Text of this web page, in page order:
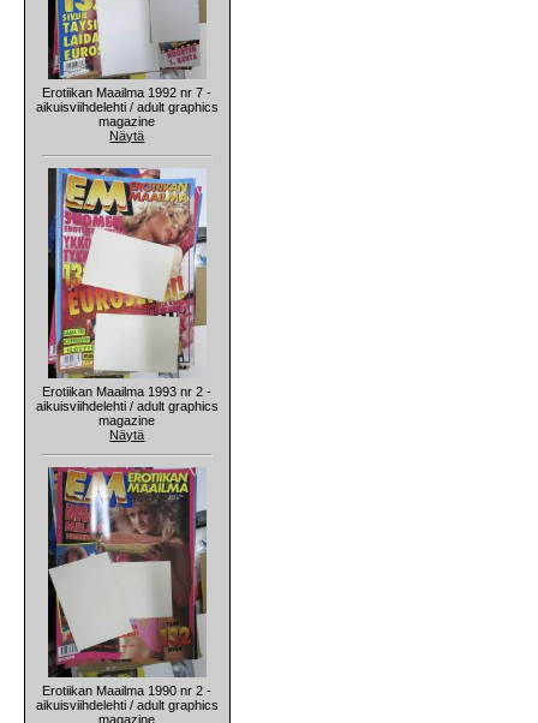
Erotiikan Maailma 1992 nr 7 -
aikuisviihdelehti / adult graphics
magazine
Näytä
Erotiikan Maailma 1993 nr 2 -
aikuisviihdelehti / adult graphics
magazine
Näytä
Erotiikan Maailma 1990 nr 2 -
aikuisviihdelehti / adult graphics
magazine